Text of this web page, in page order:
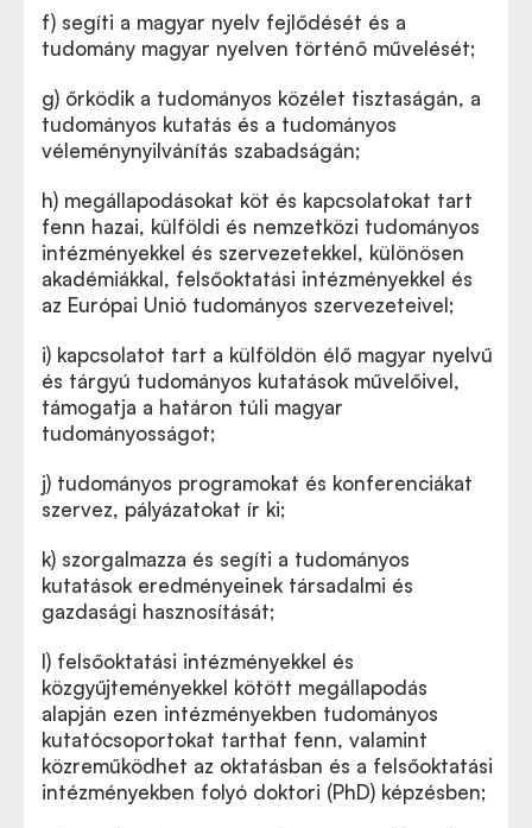
f) segíti a magyar nyelv fejlődését és a
tudomány magyar nyelven történő művelését;
g) őrködik a tudományos közélet tisztaságán, a
tudományos kutatás és a tudományos
véleménynyilvánítás szabadságán;
h) megállapodásokat köt és kapcsolatokat tart
fenn hazai, külföldi és nemzetközi tudományos
intézményekkel és szervezetekkel, különösen
akadémiákkal, felsőoktatási intézményekkel és
az Európai Unió tudományos szervezeteivel;
i) kapcsolatot tart a külföldön élő magyar nyelvű
és tárgyú tudományos kutatások művelőivel,
támogatja a határon túli magyar
tudományosságot;
j) tudományos programokat és konferenciákat
szervez, pályázatokat ír ki;
k) szorgalmazza és segíti a tudományos
kutatások eredményeinek társadalmi és
gazdasági hasznosítását;
l) felsőoktatási intézményekkel és
közgyűjteményekkel kötött megállapodás
alapján ezen intézményekben tudományos
kutatócsoportokat tarthat fenn, valamint
közreműködhet az oktatásban és a felsőoktatási
intézményekben folyó doktori (PhD) képzésben;